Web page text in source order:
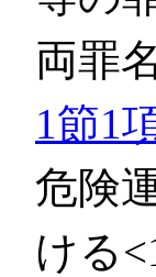
両罪
1節1
危険
ける